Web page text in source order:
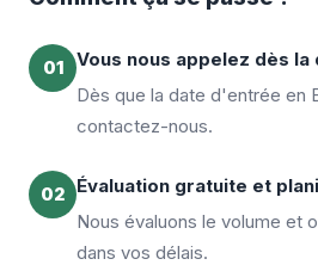
01
Vous nous appelez dès la
Dès que la date d'entrée en
contactez-nous.
02
Évaluation gratuite et
Nous évaluons le volume et
dans vos délais.